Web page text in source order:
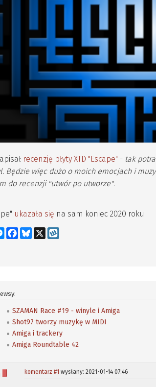
recenzję płyty XTD "Escape" - tak
Będzie więc dużo o moich emocjach i
do recenzji "utwór po utworze".
ukazała się na sam koniec 2020 roku.
Messenger
Facebook
Bluesky
X
SZAMAN Race #19 - winyle i Amiga
Shot97 tworzy muzykę w MIDI
Amiga i trackery
Amiga Roundtable 42
komentarz #1 wysłany: 2021-01-14 07:46